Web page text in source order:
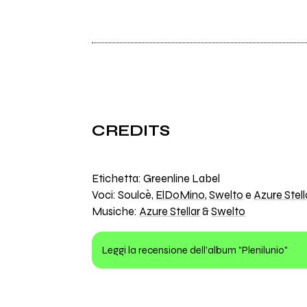
CREDITS
Etichetta: Greenline Label
Voci: Soulcè, ElDoMino,Swelto e Azure
Musiche: Azure Stellar&Swelto
Leggi la recensione dell'album "Plenilunio"